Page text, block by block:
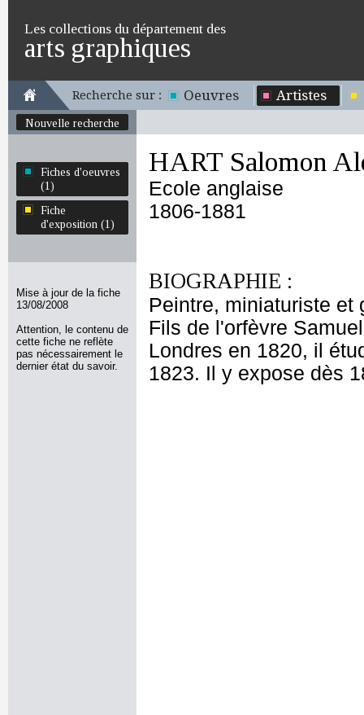
Les collections du département des
arts graphiques
Recherche sur : Oeuvres Artistes
Nouvelle recherche
Fiches d'oeuvres
(1)
Fiche
d'exposition (1)
Mise à jour de la fiche
13/08/2008
Attention, le contenu de
cette fiche ne reflète
pas nécessairement le
dernier état du savoir.
HART Salomon
Ecole anglaise
1806-1881
BIOGRAPHIE :
Peintre, miniaturiste et
Fils de l'orfèvre
Londres en 1820, il
1823. Il y expose dès